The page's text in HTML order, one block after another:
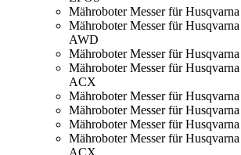
Mähroboter Messer für
Mähroboter Messer für
AWD
Mähroboter Messer für
Mähroboter Messer für
ACX
Mähroboter Messer für
Mähroboter Messer für
Mähroboter Messer für
Mähroboter Messer für
ACX